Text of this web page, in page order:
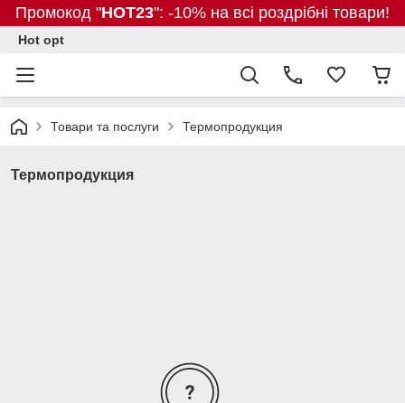
Промокод "HOT23": -10% на всі роздрібні товари!
Hot opt
Товари та послуги Термопродукция
Термопродукция